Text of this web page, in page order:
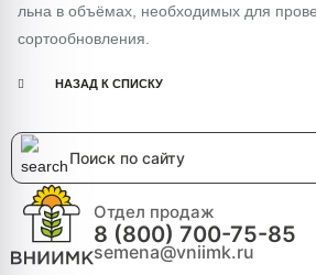
льна в объёмах, необходимых для
сортообновления.
НАЗАД К СПИСКУ
Отдел продаж
8 (800) 700-75-85
semena@vniimk.ru